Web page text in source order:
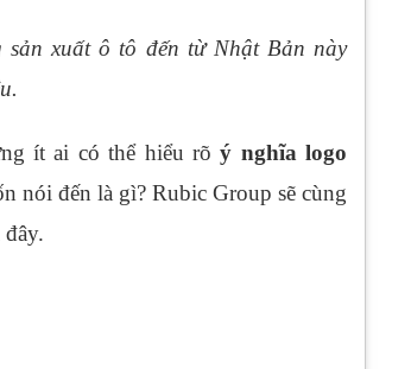
sản xuất ô tô đến từ Nhật Bản này
ít ai có thể hiểu rõý nghĩa logo
nói đến là gì? Rubic Group sẽ cùng